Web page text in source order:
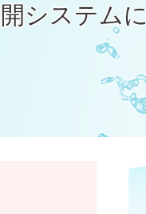
システム
本